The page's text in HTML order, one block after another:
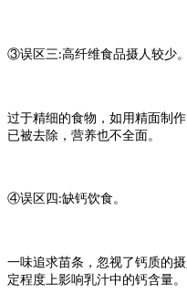
③误区三:高纤维食品摄人较少。
过于精细的食物，如用精面制
已被去除，营养也不全面。
④误区四 :缺钙饮食。
一味追求苗条，忽视了钙质的
定程度上影响乳汁中的钙含量。